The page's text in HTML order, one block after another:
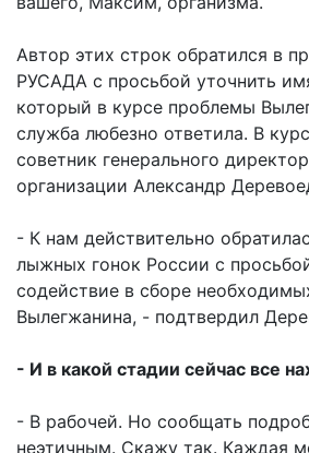
Автор этих строк обратился в
РУСАДА с просьбой уточнить
который в курсе проблемы
служба любезно ответила. В
советник генерального
организации Александр
- К нам действительно
лыжных гонок России с
содействие в сборе
Вылегжанина, - подтвердил
- И в какой стадии сейчас все
- В рабочей. Но сообщать
неэтичным. Скажу так. Каждая